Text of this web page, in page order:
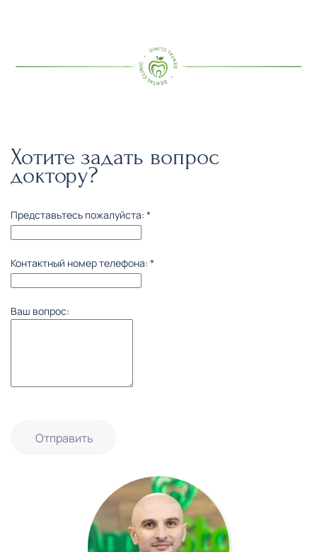
Хотите задать вопрос
доктору?
Представьтесь пожалуйста: *
Контактный номер телефона: *
Ваш вопрос:
Отправить